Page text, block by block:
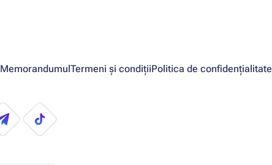
MemorandumulTermeni și condițiiPolitica de confidențialitate